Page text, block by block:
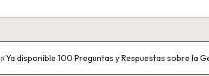
»Ya disponible 100 Preguntas y Respuestas sobre la